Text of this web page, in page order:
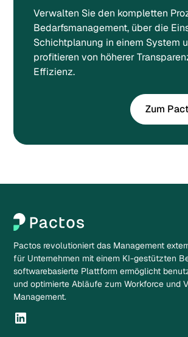
Verwalten Sie den kompletten
Bedarfsmanagement, über die
Schichtplanung in einem System
profitieren von höherer
Effizienz.
Zum
Pactos revolutioniert das Management
für Unternehmen mit einem KI-gestützten
softwarebasierte Plattform ermöglicht
und optimierte Abläufe zum Workforce und
Management.